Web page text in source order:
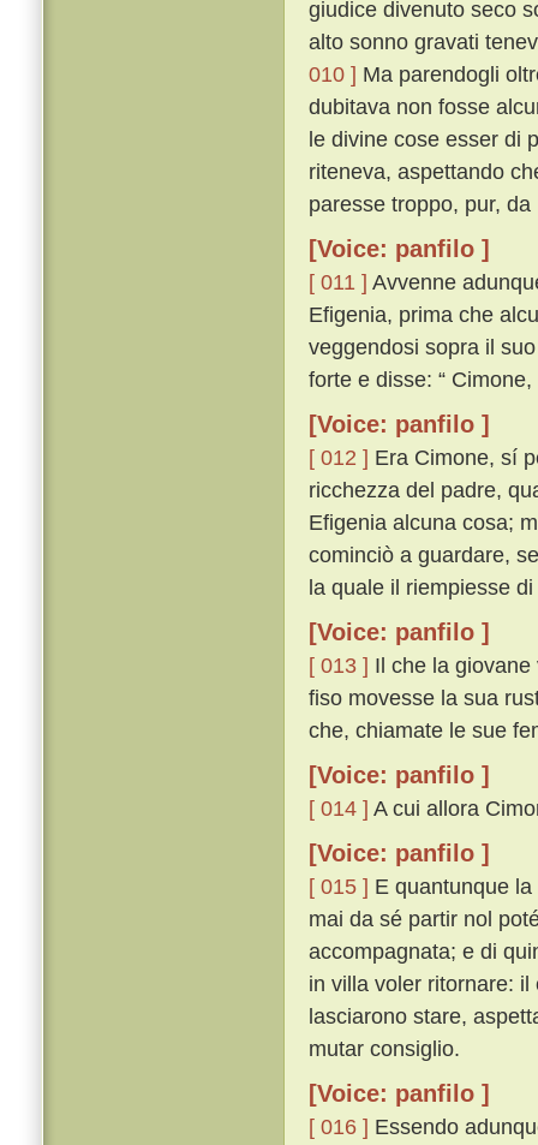
giudice divenuto seco
alto sonno gravati
010 ] Ma parendogli
dubitava non fosse
le divine cose esser di
riteneva, aspettando
paresse troppo, pur,
[Voice: panfilo ]
[ 011 ] Avvenne
Efigenia, prima che
veggendosi sopra il
forte e disse: “
[Voice: panfilo ]
[ 012 ] Era Cimone, sí
ricchezza del padre,
Efigenia alcuna cosa;
cominciò a guardare,
la quale il riempiesse
[Voice: panfilo ]
[ 013 ] Il che la
fiso movesse la sua
che, chiamate le sue
[Voice: panfilo ]
[ 014 ] A cui allora
[Voice: panfilo ]
[ 015 ] E quantunque
mai da sé partir nol
accompagnata; e di
in villa voler ritornare:
lasciarono stare,
mutar consiglio.
[Voice: panfilo ]
[ 016 ] Essendo